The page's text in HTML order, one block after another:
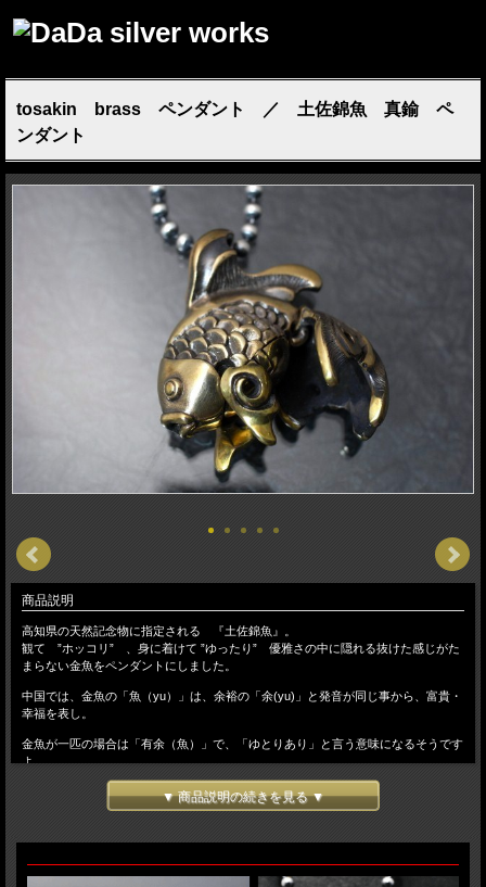
tosakin brass ペンダント ／ 土佐錦魚 真鍮 ペ
ンダント
商品説明
高知県の天然記念物に指定される 『土佐錦魚』。
観て ”ホッコリ” 、身に着けて ”ゆったり” 優雅さの中に隠れる抜けた感じがた
まらない金魚をペンダントにしました。
中国では、金魚の「魚（yu）」は、余裕の「余(yu)」と発音が同じ事から、富貴・
幸福を表し。
金魚が一匹の場合は「有余（魚）」で、「ゆとりあり」と言う意味になるそうです
よ。
金魚が持つ「優雅」な面と「キュート」な面を表現するのに、胸ビレと尾ビレが
プリ プリ 動く様になっています。
▼ 商品説明の続きを見る ▼